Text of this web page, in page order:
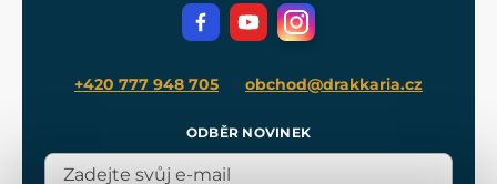
+420 777 948 705 obchod@drakkaria.cz
ODBĚR NOVINEK